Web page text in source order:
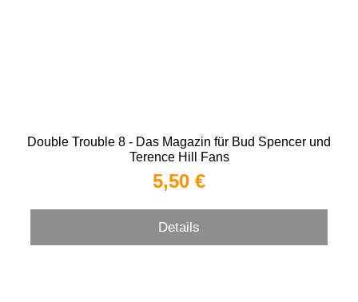
Double Trouble 8 - Das Magazin für Bud Spencer und
Terence Hill Fans
5,50 €
Details